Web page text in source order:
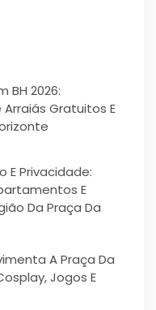
BH 2026:
Gratuitos E
E Privacidade:
E
Da Praça Da
A Praça Da
Jogos E